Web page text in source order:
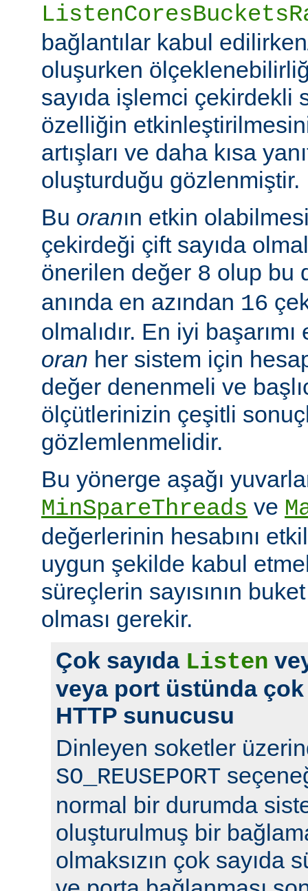
bağlantılar kabul
oluşurken
sayıda işlemci çekirdekli
özelliğin
artışları ve daha kısa
oluşturduğu gözlenmiştir.
Bu oranın etkin
çekirdeği çift sayıda
önerilen değer 8 olup bu
anında en azından 16
olmalıdır. En iyi
oran her sistem için
değer denenmeli ve
ölçütlerinizin çeşitli
gözlemlenmelidir.
Bu yönerge aşağı
MinSpareThreads ve
değerlerinin hesabını
uygun şekilde kabul
süreçlerin sayısının buket
olması gerekir.
Çok sayıda Listen
veya port üstünda çok
HTTP sunucusu
Dinleyen soketler
SO_REUSEPORT
normal bir durumda
oluşturulmuş bir
olmaksızın çok sayıda